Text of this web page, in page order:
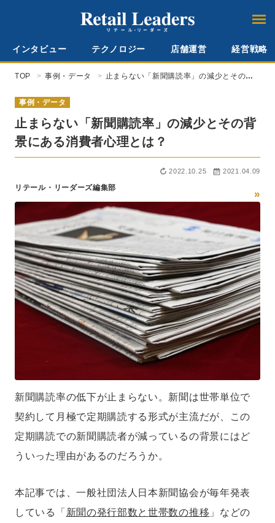
インタビュー テクノロジー 店舗運営 経営戦略
TOP 事例・データ
止まらない「新聞購読率」の減少とその背
事例・データ
止まらない「新聞購読率」の減少とその背
景にある消費者心理とは？
2022.10.25 2021.04.09
リテール・リーダーズ編集部
»
新聞購読率の低下が止まらない。新聞は世帯単位で
契約して月極で定期購読する形式が主流だが、この
定期購読での新聞購読者が減っているの背景にはど
ういった理由があるのだろうか。
本記事では、一般社団法人日本新聞協会が毎年発表
している「 新聞の発行部数と世帯数の推移 」などの